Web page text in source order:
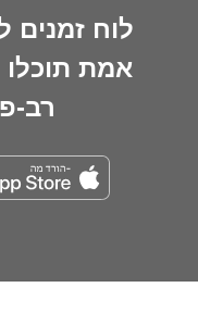
אמת תוכלו
רב-